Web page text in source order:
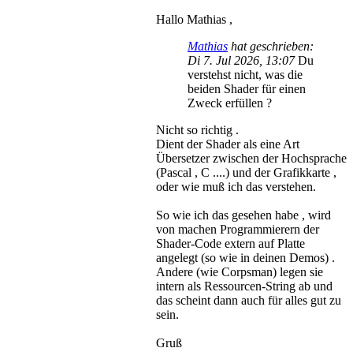
Hallo Mathias ,
Mathias hat geschrieben:
Di 7. Jul 2026, 13:07Du
verstehst nicht, was die
beiden Shader für einen
Zweck erfüllen ?
Nicht so richtig .
Dient der Shader als eine Art
Übersetzer zwischen der Hochsprache
(Pascal , C ....) und der Grafikkarte ,
oder wie muß ich das verstehen.
So wie ich das gesehen habe , wird
von machen Programmierern der
Shader-Code extern auf Platte
angelegt (so wie in deinen Demos) .
Andere (wie Corpsman) legen sie
intern als Ressourcen-String ab und
das scheint dann auch für alles gut zu
sein.
Gruß